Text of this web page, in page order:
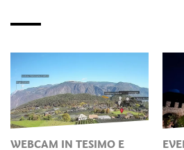
WEBCAM IN TESIMO E